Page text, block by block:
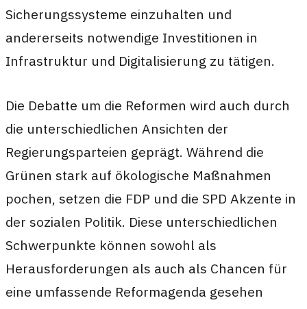
Sicherungssysteme einzuhalten und
andererseits notwendige Investitionen in
Infrastruktur und Digitalisierung zu tätigen.
Die Debatte um die Reformen wird auch durch
die unterschiedlichen Ansichten der
Regierungsparteien geprägt. Während die
Grünen stark auf ökologische Maßnahmen
pochen, setzen die FDP und die SPD Akzente in
der sozialen Politik. Diese unterschiedlichen
Schwerpunkte können sowohl als
Herausforderungen als auch als Chancen für
eine umfassende Reformagenda gesehen